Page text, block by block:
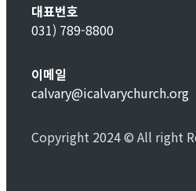
대표번호
031) 789-8800
이메일
calvary@icalvarychurch.org
Copyright 2024 © All right